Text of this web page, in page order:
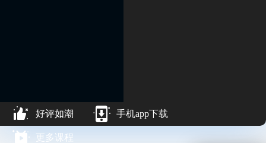
好评如潮 手机app下载
更多课程